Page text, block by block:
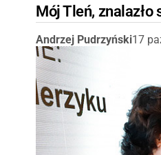
Mój Tleń, znalazło
Andrzej Pudrzyński17